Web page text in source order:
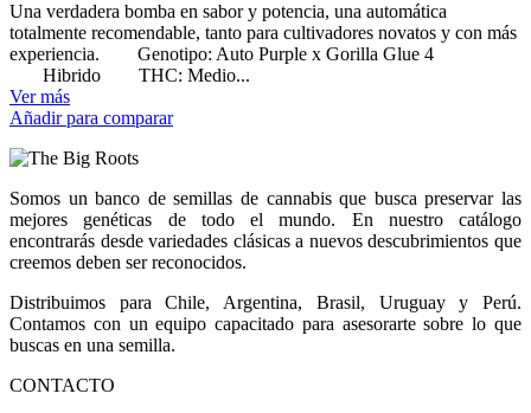
Una verdadera bomba en sabor y potencia, una automática
totalmente recomendable, tanto para cultivadores novatos y con más
experiencia. Genotipo: Auto Purple x Gorilla Glue 4
Hibrido THC: Medio...
Ver más
Añadir para comparar
Somos un banco de semillas de cannabis que busca preservar las
mejores genéticas de todo el mundo. En nuestro catálogo
encontrarás desde variedades clásicas a nuevos descubrimientos que
creemos deben ser reconocidos.
Distribuimos para Chile, Argentina, Brasil, Uruguay y Perú.
Contamos con un equipo capacitado para asesorarte sobre lo que
buscas en una semilla.
CONTACTO